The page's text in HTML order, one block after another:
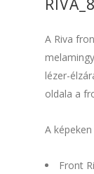
A Riva
lézer-
oldala a
A
Front